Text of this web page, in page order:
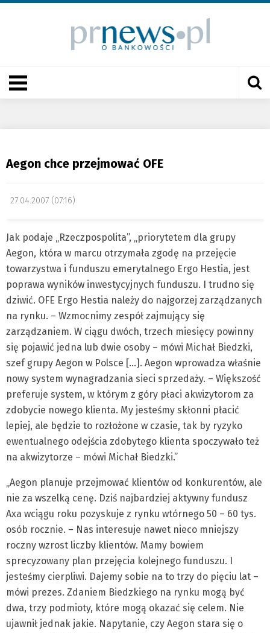
Aegon chce przejmować OFE
27.04.2007 (07:16)
Jak podaje „Rzeczpospolita”, „priorytetem dla grupy
Aegon, która w marcu otrzymała zgodę na przejęcie
towarzystwa i funduszu emerytalnego Ergo Hestia, jest
poprawa wyników inwestycyjnych funduszu. I trudno się
dziwić. OFE Ergo Hestia należy do najgorzej zarządzanych
na rynku. – Wzmocnimy zespół zajmujący się
zarządzaniem. W ciągu dwóch, trzech miesięcy powinny
się pojawić jedna lub dwie osoby – mówi Michał Biedzki,
szef grupy Aegon w Polsce […]. Aegon wprowadza właśnie
nowy system wynagradzania sieci sprzedaży. – Większość
preferuje system, w którym z góry płaci akwizytorom za
zdobycie nowego klienta. My jesteśmy skłonni płacić
lepiej, ale będzie to rozłożone w czasie, tak by ryzyko
ewentualnego odejścia zdobytego klienta spoczywało też
na akwizytorze – mówi Michał Biedzki.”
„Aegon planuje przejmować klientów od konkurentów, ale
nie za wszelką cenę. Dziś najbardziej aktywny fundusz
Axa wciągu roku pozyskuje z rynku wtórnego 50 – 60 tys.
osób rocznie. – Nas interesuje nawet nieco mniejszy
roczny wzrost liczby klientów. Mamy bowiem
sprecyzowany plan przejęcia kolejnego funduszu. I
jesteśmy cierpliwi. Dajemy sobie na to trzy do pięciu lat –
mówi prezes. Zdaniem Biedzkiego na rynku mogą być
dwa, trzy podmioty, które mogą okazać się celem. Nie
ujawnił jednak jakie. Napytanie, czy Aegon stara się o